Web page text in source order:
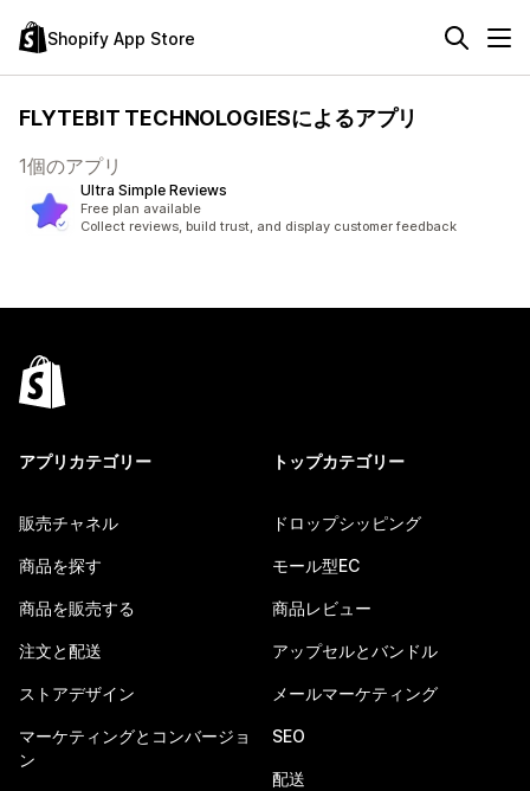
Shopify App Store
FLYTEBIT TECHNOLOGIESによるアプリ
1個のアプリ
Ultra Simple Reviews
Free plan available
Collect reviews, build trust, and display customer feedback
アプリカテゴリー
販売チャネル
商品を探す
商品を販売する
注文と配送
ストアデザイン
マーケティングとコンバージョ
ン
トップカテゴリー
ドロップシッピング
モール型EC
商品レビュー
アップセルとバンドル
メールマーケティング
SEO
配送